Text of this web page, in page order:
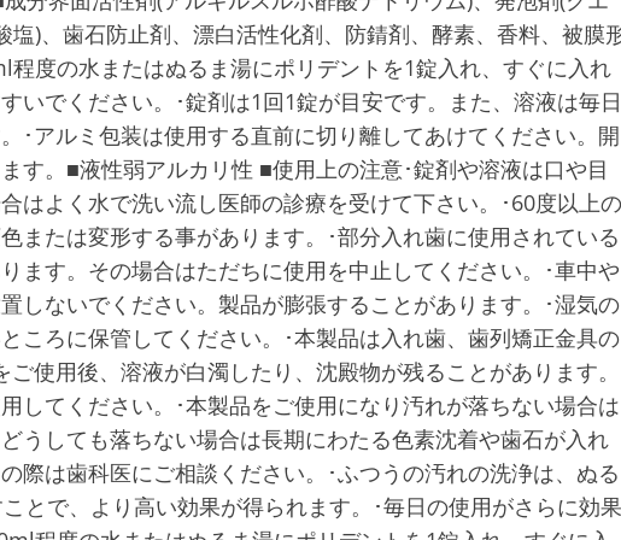
)、歯石防止剤、漂白活性化剤、防錆剤、酵素、香料、被膜
度の水またはぬるま湯にポリデントを1錠入れ、すぐに入れ
いでください。･錠剤は1回1錠が目安です。また、溶液は毎日
･アルミ包装は使用する直前に切り離してあけてください。開
す。■液性弱アルカリ性 ■使用上の注意･錠剤や溶液は口や目
はよく水で洗い流し医師の診療を受けて下さい。･60度以上の
または変形する事があります。･部分入れ歯に使用されている
ます。その場合はただちに使用を中止してください。･車中や
しないでください。製品が膨張することがあります。･湿気の
ころに保管してください。･本製品は入れ歯、歯列矯正金具の
使用後、溶液が白濁したり、沈殿物が残ることがあります。
してください。･本製品をご使用になり汚れが落ちない場合は
うしても落ちない場合は長期にわたる色素沈着や歯石が入れ
際は歯科医にご相談ください。･ふつうの汚れの洗浄は、ぬる
とで、より高い効果が得られます。･毎日の使用がさらに効果